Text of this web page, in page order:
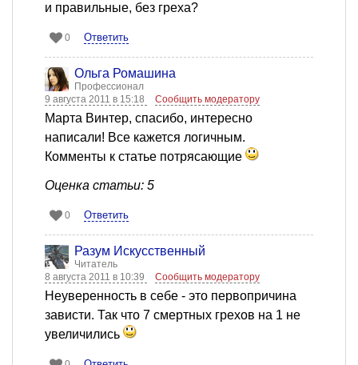
и правильные, без греха?
0 Ответить
Ольга Ромашина
Профессионал
9 августа 2011 в 15:18
Сообщить модератору
Марта Винтер, спасибо, интересно
написали! Все кажется логичным.
Комменты к статье потрясающие
Оценка статьи: 5
0 Ответить
Разум Искусственный
Читатель
8 августа 2011 в 10:39
Сообщить модератору
Неуверенность в себе - это первопричина
зависти. Так что 7 смертных грехов на 1 не
увеличились